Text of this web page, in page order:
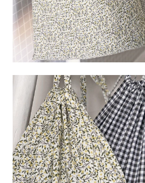
Bistrot
Seaside
Vlooienmarkt
Hedendaags
Haussmanniaanse geest
Grand Hotel
Natuurlijk